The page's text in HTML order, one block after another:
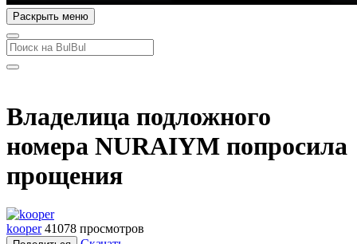
Раскрыть меню
Владелица подложного
номера NURAIYM попросила
прощения
kooper 41078 просмотров